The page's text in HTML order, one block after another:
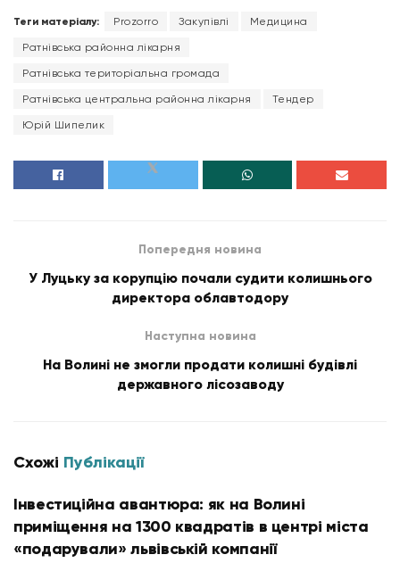
Теги матеріалу: Prozorro Закупівлі Медицина
Ратнівська районна лікарня
Ратнівська територіальна громада
Ратнівська центральна районна лікарня Тендер
Юрій Шипелик
Попередня новина
У Луцьку за корупцію почали судити колишнього
директора облавтодору
Наступна новина
На Волині не змогли продати колишні будівлі
державного лісозаводу
Схожі Публікації
Інвестиційна авантюра: як на Волині
приміщення на 1300 квадратів в центрі міста
«подарували» львівській компанії